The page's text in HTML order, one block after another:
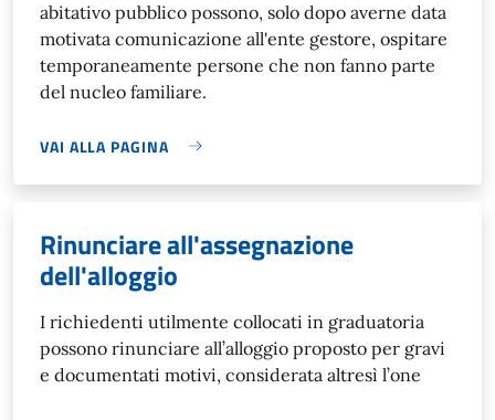
abitativo pubblico possono, solo dopo averne data
motivata comunicazione all'ente gestore, ospitare
temporaneamente persone che non fanno parte
del nucleo familiare.
VAI ALLA PAGINA
Rinunciare all'assegnazione
dell'alloggio
I richiedenti utilmente collocati in graduatoria
possono rinunciare all’alloggio proposto per gravi
e documentati motivi, considerata altresì l’one